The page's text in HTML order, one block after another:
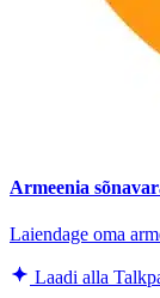
Armeenia
Laiendage oma
Laadi alla